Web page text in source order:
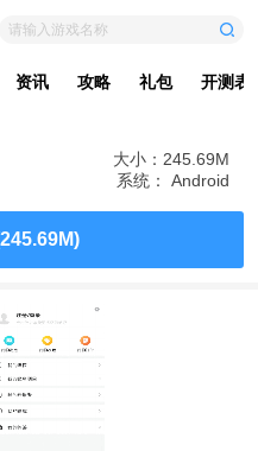
请输入游戏名称
资讯 攻略 礼包 开测表
大小：245.69M
系统： Android